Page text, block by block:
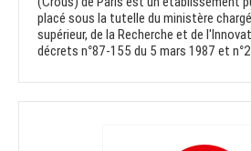
placé sous la tutelle du ministère
supérieur, de la Recherche et de
décrets n°87-155 du 5 mars 1987 et